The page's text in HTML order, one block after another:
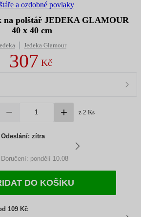
a ozdobné povlaky
na polštář JEDEKA GLAMOUR
40 x 40 cm
Jedeka Glamour
307Kč
z 2 Ks
Odeslání: zítra
Doručení: pondělí 10.08
DO KOŠÍKU
109 Kč